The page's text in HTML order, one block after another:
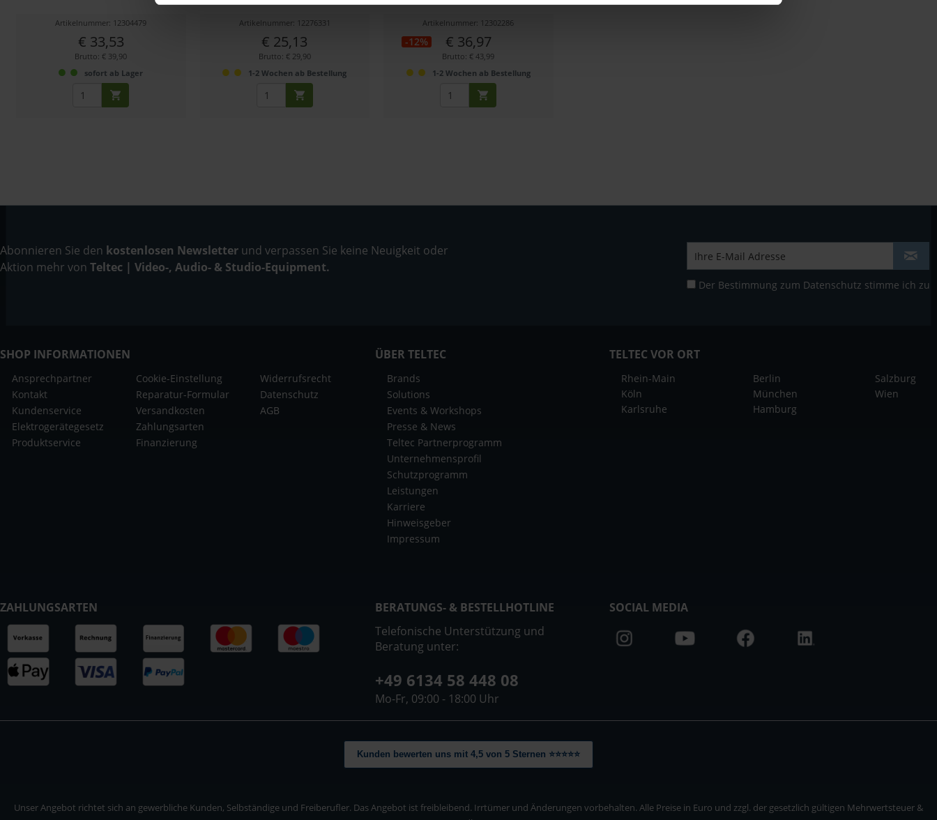
Artikelnummer: 12304479
€ 33,53
Brutto: € 39,90
sofort ab Lager
Artikelnummer: 12276331
€ 25,13
Brutto: € 29,90
1-2 Wochen ab Bestellung
Artikelnummer: 12302286
-12% € 36,97
Brutto: € 43,99
1-2 Wochen ab Bestellung
Abonnieren Sie den kostenlosen Newsletter und verpassen Sie keine Neuigkeit oder
Aktion mehr von Teltec | Video-, Audio- & Studio-Equipment.
Der Bestimmung zum Datenschutz stimme ich zu
SHOP INFORMATIONEN
Ansprechpartner
Kontakt
Kundenservice
Elektrogerätegesetz
Produktservice
Cookie-Einstellung
Reparatur-Formular
Versandkosten
Zahlungsarten
Finanzierung
Widerrufsrecht
Datenschutz
AGB
ÜBER TELTEC
Brands
Solutions
Events & Workshops
Presse & News
Teltec Partnerprogramm
Unternehmensprofil
Schutzprogramm
Leistungen
Karriere
Hinweisgeber
Impressum
TELTEC VOR ORT
Rhein-Main
Köln
Karlsruhe
Berlin
München
Hamburg
Salzburg
Wien
ZAHLUNGSARTEN
BERATUNGS- & BESTELLHOTLINE
Telefonische Unterstützung und
Beratung unter:
+49 6134 58 448 08
Mo-Fr, 09:00 - 18:00 Uhr
SOCIAL MEDIA
Kunden bewerten uns mit 4,5 von 5 Sternen ⭐⭐⭐⭐⭐
Unser Angebot richtet sich an gewerbliche Kunden, Selbständige und Freiberufler. Das Angebot ist freibleibend. Irrtümer und Änderungen vorbehalten. Alle Preise in Euro und zzgl. der gesetzlich gültigen Mehrwertsteuer &